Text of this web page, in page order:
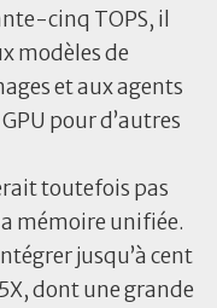
cinq TOPS, il
modèles de
et aux agents
pour d’autres
toutefois pas
mémoire unifiée.
jusqu’à cent
dont une grande